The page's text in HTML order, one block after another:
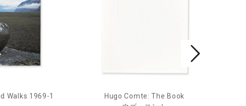
Walks 1969-1
Hugo Comte: The Book